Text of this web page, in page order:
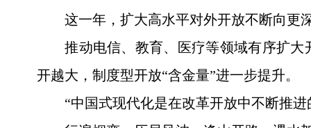
这一年，扩大高水平对外开放不断向更
推动电信、教育、医疗等领域有序扩
开越大，制度型开放“含金量”进一步提升。
“中国式现代化是在改革开放中不断推